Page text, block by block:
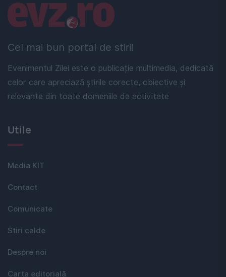
Cel mai bun portal de stiri!
Evenimentul Zilei este o publicație multimedia, dedicată
celor care apreciază știrile corecte, obiective și
relevante din toate domeniile de activitate
Linkuri utile
Utile
Media KIT
Contact
Comunicate
Stiri calde
Despre noi
Carta editorială